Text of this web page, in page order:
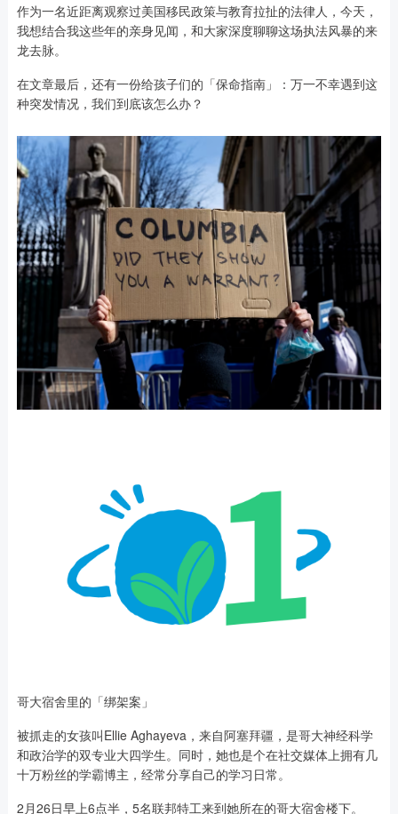
作为一名近距离观察过美国移民政策与教育拉扯的法律人，今天，
我想结合我这些年的亲身见闻，和大家深度聊聊这场执法风暴的来
龙去脉。
在文章最后，还有一份给孩子们的「保命指南」：万一不幸遇到这
种突发情况，我们到底该怎么办？
哥大宿舍里的「绑架案」
被抓走的女孩叫Ellie Aghayeva，来自阿塞拜疆，是哥大神经科学
和政治学的双专业大四学生。同时，她也是个在社交媒体上拥有几
十万粉丝的学霸博主，经常分享自己的学习日常。
2月26日早上6点半，5名联邦特工来到她所在的哥大宿舍楼下。